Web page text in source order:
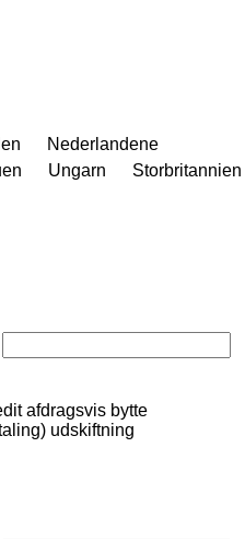
Nederlandene
Ungarn
Storbritannien
afdragsvis bytte
udskiftning